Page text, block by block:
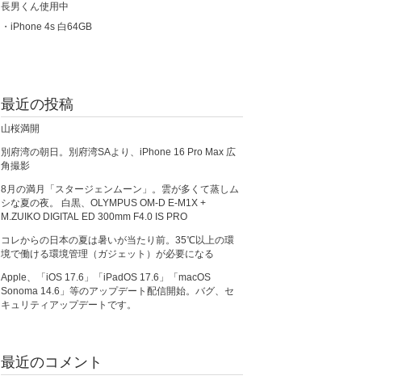
長男くん使用中
・iPhone 4s 白64GB
最近の投稿
山桜満開
別府湾の朝日。別府湾SAより、iPhone 16 Pro Max 広
角撮影
8月の満月「スタージェンムーン」。雲が多くて蒸しム
シな夏の夜。 白黒、OLYMPUS OM-D E-M1X +
M.ZUIKO DIGITAL ED 300mm F4.0 IS PRO
コレからの日本の夏は暑いが当たり前。35℃以上の環
境で働ける環境管理（ガジェット）が必要になる
Apple、「iOS 17.6」「iPadOS 17.6」「macOS
Sonoma 14.6」等のアップデート配信開始。バグ、セ
キュリティアップデートです。
最近のコメント